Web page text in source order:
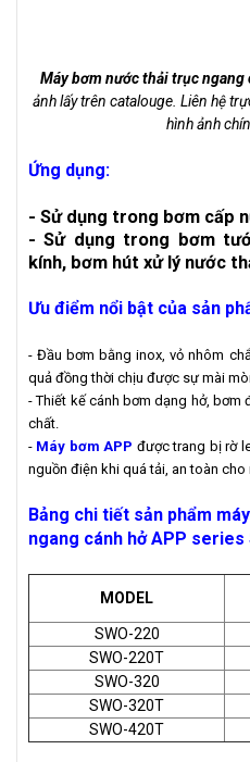
Máy bơm nước thải trục ngang
ảnh lấy trên catalouge. Liên hệ
hình ảnh
Ứng dụng:
- Sử dụng trong bơm cấp
- Sử dụng trong bơm
kính, bơm hút xử lý nước
Ưu điểm nổi bật của sản
- Đầu bơm bằng inox, vỏ nhôm
quả đồng thời chịu được sự mài
- Thiết kế cánh bơm dạng hở,
chất.
- Máy bơm APP được trang bị rờ
nguồn điện khi quá tải, an toàn
Bảng chi tiết sản phẩm
ngang cánh hở APP
MODEL
SWO-220
SWO-220T
SWO-320
SWO-320T
SWO-420T